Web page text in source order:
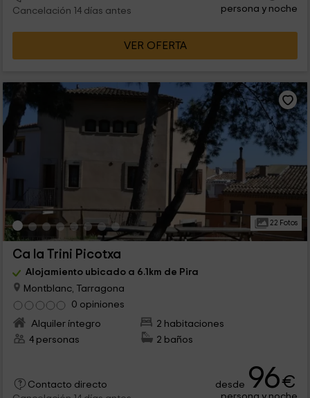
Cancelación 14 días antes
persona y noche
VER OFERTA
22 Fotos
Ca la Trini Picotxa
Alojamiento ubicado a 6.1km de Pira
Montblanc, Tarragona
0 opiniones
Alquiler íntegro
2 habitaciones
4 personas
2 baños
Contacto directo
desde 96€